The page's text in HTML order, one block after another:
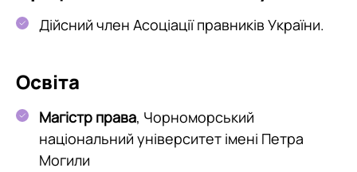
Дійсний член Асоціації правників України.
Освіта
Магістр права, Чорноморський
національний університет імені Петра
Могили